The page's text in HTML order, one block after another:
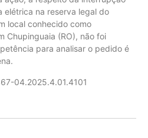
elétrica na reserva legal do
local conhecido como
Chupinguaia (RO), não foi
para analisar o pedido é
04.2025.4.01.4101